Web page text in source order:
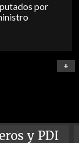
por
+
y PDI